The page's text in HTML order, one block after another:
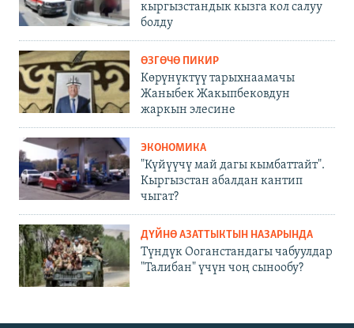
кыргызстандык кызга кол салуу
болду
ӨЗГӨЧӨ ПИКИР
Көрүнүктүү тарыхнаамачы
Жаныбек Жакыпбековдун
жаркын элесине
ЭКОНОМИКА
"Күйүүчү май дагы кымбаттайт".
Кыргызстан абалдан кантип
чыгат?
ДҮЙНӨ АЗАТТЫКТЫН НАЗАРЫНДА
Түндүк Ооганстандагы чабуулдар
"Талибан" үчүн чоң сынообу?